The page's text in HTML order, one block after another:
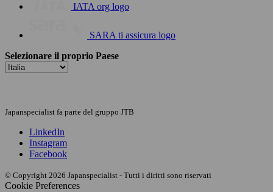
IATA org logo
SARA ti assicura logo
Selezionare il proprio Paese
Japanspecialist fa parte del gruppo JTB
LinkedIn
Instagram
Facebook
© Copyright 2026 Japanspecialist - Tutti i diritti sono riservati
Cookie Preferences